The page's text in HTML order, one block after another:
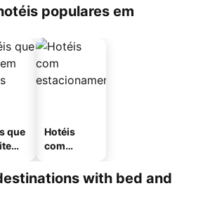
populares em
que
Hotéis
com
mento
with bed and